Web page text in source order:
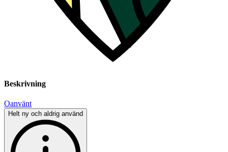
Beskrivning
Oanvänt
Helt ny och aldrig använd